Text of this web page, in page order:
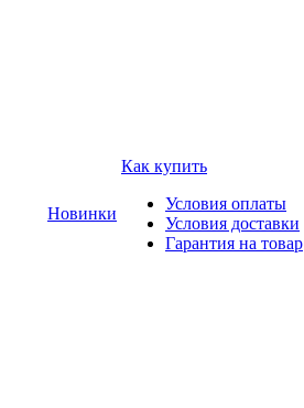
Новинки
Как купить
Условия оплаты
Условия доставки
Гарантия на товар